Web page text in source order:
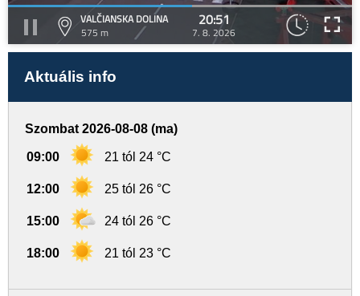
VALČIANSKA DOLINA
575 m
20:51
7. 8. 2026
Aktuális info
Szombat 2026-08-08 (ma)
09:00 21 tól 24 °C
12:00 25 tól 26 °C
15:00 24 tól 26 °C
18:00 21 tól 23 °C